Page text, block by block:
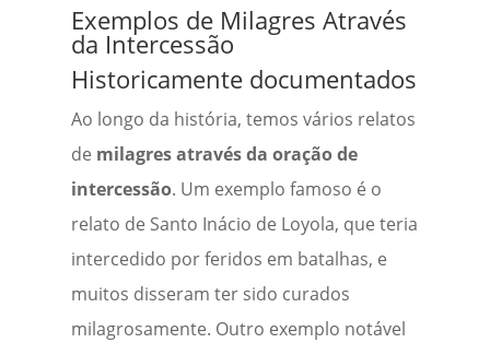
Exemplos de Milagres Através
da Intercessão
Historicamente documentados
Ao longo da história, temos vários relatos
de milagres através da oração de
intercessão. Um exemplo famoso é o
relato de Santo Inácio de Loyola, que teria
intercedido por feridos em batalhas, e
muitos disseram ter sido curados
milagrosamente. Outro exemplo notável